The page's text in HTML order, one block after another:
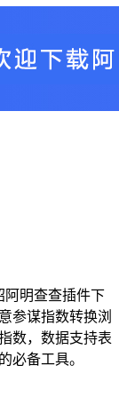
阿明查查插件下
参谋指数转换浏
数，数据支持表
必备工具。